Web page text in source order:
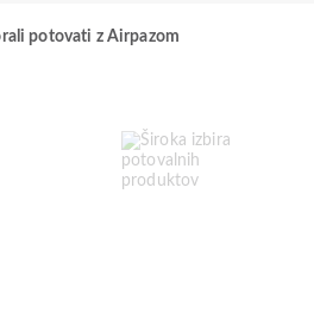
potovati z Airpazom